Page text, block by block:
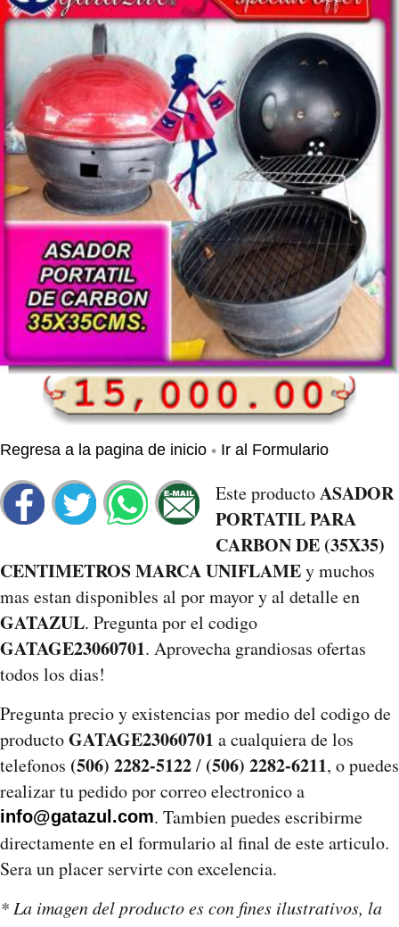
Regresa a la pagina de inicio • Ir al Formulario
Este productoASADOR
PORTATIL PARA
CARBON DE (35X35)
CENTIMETROS MARCA UNIFLAMEy muchos
mas estan disponibles al por mayor y al detalle en
GATAZUL. Pregunta por el codigo
GATAGE23060701. Aprovecha grandiosas ofertas
todos los dias!
Pregunta precio y existencias por medio del codigo de
productoGATAGE23060701 a cualquiera de los
telefonos (506) 2282-5122/ (506) 2282-6211, o puedes
realizar tu pedido por correo electronico a
info@gatazul.com. Tambien puedes escribirme
directamente en el formulario al final de este articulo.
Sera un placer servirte con excelencia.
* La imagen del producto es con fines ilustrativos, la